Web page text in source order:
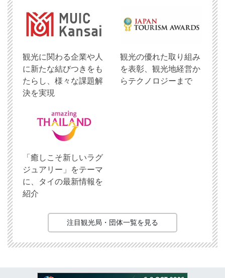
観光に関わる企業や人
に新たな結びつきをも
たらし、様々な課題解
決を実現
観光の優れた取り組み
を表彰、観光地経営か
らテクノロジーまで
「癒しこそ新しいラグ
ジュアリー」をテーマ
に、タイの最新情報を
紹介
注目観光局・団体一覧を見る